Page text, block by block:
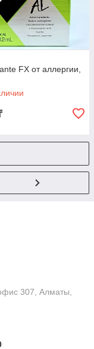
FX от аллергии,
307, Алматы,